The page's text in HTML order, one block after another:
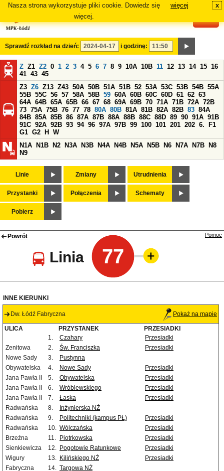
Nasza strona wykorzystuje pliki cookie. Dowiedz się
więcej.
więcej x
Sprawdź rozkład na dzień: i godzinę:
Z Z1 Z2 0 1 2 3 4 5 6 7 8 9 10A 10B 11 12 13 14 15 16
41 43 45
Z3 Z6 Z13 Z43 50A 50B 51A 51B 52 53A 53C 53B 54B 55A
55B 55C 56 57 58A 58B 59 60A 60B 60C 60D 61 62 63
64A 64B 65A 65B 66 67 68 69A 69B 70 71A 71B 72A 72B
73 75A 75B 76 77 78 80A 80B 81A 81B 82A 82B 83 84A
84B 85A 85B 86 87A 87B 88A 88B 88C 88D 89 90 91A 91B
91C 92A 92B 93 94 96 97A 97B 99 100 101 201 202 6.
F1
G1 G2 H
W
N1A
N1B N2 N3A N3B N4A N4B N5A N5B N6 N7A N7B
N8
N9
Linie Zmiany Utrudnienia
Przystanki Połączenia Schematy
Pobierz
Powrót
Linia 77
Pomoc
INNE KIERUNKI
Dw. Łódź Fabryczna Pokaż na mapie
ULICA PRZYSTANEK
PRZESIADKI
1.
Czahary
Przesiadki
Zenitowa
2. Św. Franciszka
Przesiadki
Nowe Sady
3.
Pustynna
Obywatelska
4. Nowe Sady
Przesiadki
Jana Pawła II
5. Obywatelska
Przesiadki
Jana Pawła II
6. Wróblewskiego
Przesiadki
Jana Pawła II
7. Łaska
Przesiadki
Radwańska
8.
Inżynierska NŻ
Radwańska
9. Politechniki (kampus PŁ)
Przesiadki
Radwańska
10. Wólczańska
Przesiadki
Brzeźna
11. Piotrkowska
Przesiadki
Sienkiewicza
12. Pogotowie Ratunkowe
Przesiadki
Wigury
13. Kilińskiego NŻ
Przesiadki
Fabryczna
14. Targowa NŻ